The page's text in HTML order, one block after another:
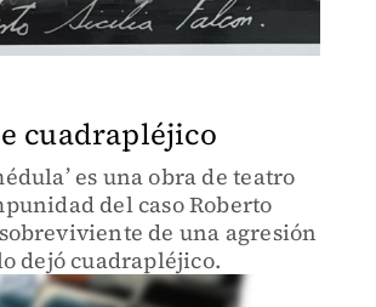
cuadrapléjico
es una obra de teatro
del caso Roberto
de una agresión
dejó cuadrapléjico.